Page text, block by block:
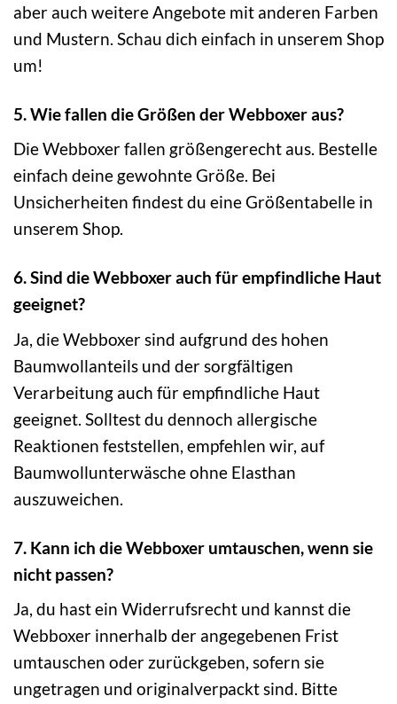
aber auch weitere Angebote mit anderen Farben
und Mustern. Schau dich einfach in unserem Shop
um!
5. Wie fallen die Größen der Webboxer aus?
Die Webboxer fallen größengerecht aus. Bestelle
einfach deine gewohnte Größe. Bei
Unsicherheiten findest du eine Größentabelle in
unserem Shop.
6. Sind die Webboxer auch für empfindliche Haut
geeignet?
Ja, die Webboxer sind aufgrund des hohen
Baumwollanteils und der sorgfältigen
Verarbeitung auch für empfindliche Haut
geeignet. Solltest du dennoch allergische
Reaktionen feststellen, empfehlen wir, auf
Baumwollunterwäsche ohne Elasthan
auszuweichen.
7. Kann ich die Webboxer umtauschen, wenn sie
nicht passen?
Ja, du hast ein Widerrufsrecht und kannst die
Webboxer innerhalb der angegebenen Frist
umtauschen oder zurückgeben, sofern sie
ungetragen und originalverpackt sind. Bitte